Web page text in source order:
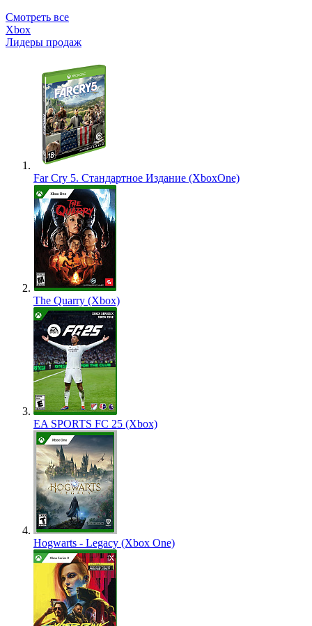
Смотреть все
Xbox
Лидеры продаж
Far Cry 5. Стандартное Издание (XboxOne)
The Quarry (Xbox)
EA SPORTS FC 25 (Xbox)
Hogwarts - Legacy (Xbox One)